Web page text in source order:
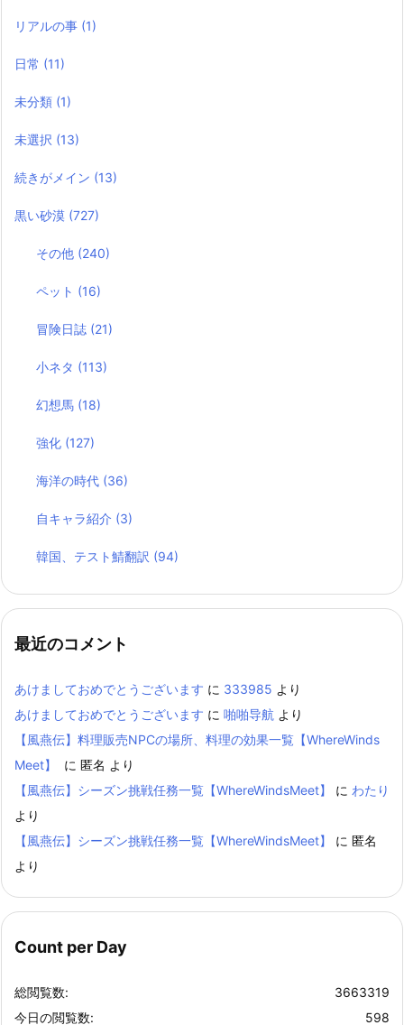
リアルの事 (1)
日常 (11)
未分類 (1)
未選択 (13)
続きがメイン (13)
黒い砂漠 (727)
その他 (240)
ペット (16)
冒険日誌 (21)
小ネタ (113)
幻想馬 (18)
強化 (127)
海洋の時代 (36)
自キャラ紹介 (3)
韓国、テスト鯖翻訳 (94)
最近のコメント
あけましておめでとうございます に 333985 より
あけましておめでとうございます に 啪啪导航 より
【風燕伝】料理販売NPCの場所、料理の効果一覧【WhereWinds
Meet】
に 匿名 より
【風燕伝】シーズン挑戦任務一覧【WhereWindsMeet】
に わたり
より
【風燕伝】シーズン挑戦任務一覧【WhereWindsMeet】
に 匿名
より
Count per Day
3663319
総閲覧数:
598
今日の閲覧数: